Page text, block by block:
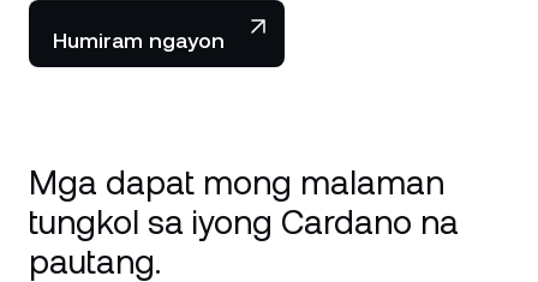
Humiram ngayon
Mga dapat mong malaman
tungkol sa iyong Cardano na
pautang.